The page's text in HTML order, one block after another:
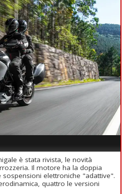
è stata rivista, le novità
Il motore ha la doppia
sospensioni elettroniche "adattive".
quattro le versioni